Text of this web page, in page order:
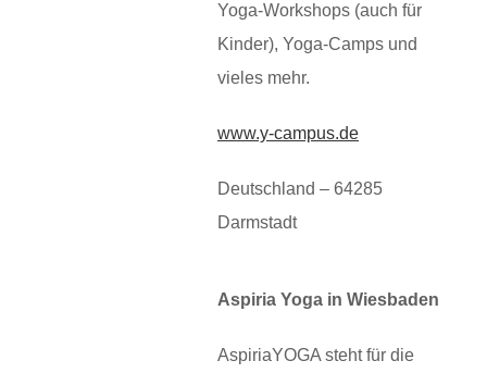
Yoga-Workshops (auch für
Kinder), Yoga-Camps und
vieles mehr.
www.y-campus.de
Deutschland – 64285
Darmstadt
Aspiria Yoga in Wiesbaden
AspiriaYOGA steht für die